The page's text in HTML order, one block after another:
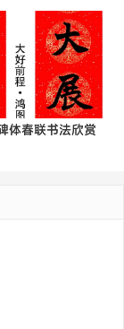
体春联书法欣赏